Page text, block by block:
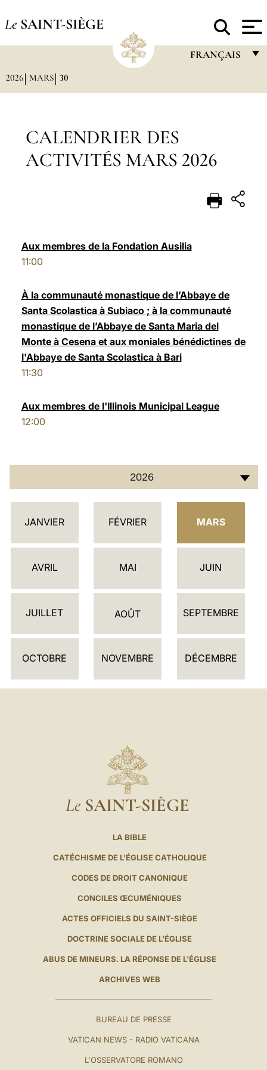
Le SAINT-SIÈGE
FRANÇAIS
DEUTSCH
2026 MARS 30
CALENDRIER DES
ACTIVITÉS MARS 2026
Aux membres de la Fondation Ausilia
11:00
À la communauté monastique de l’Abbaye de
Santa Scolastica à Subiaco ; à la communauté
monastique de l’Abbaye de Santa Maria del
Monte à Cesena et aux moniales bénédictines de
l'Abbaye de Santa Scolastica à Bari
11:30
Aux membres de l'Illinois Municipal League
12:00
2026
C
L
D
I
JANVIER FÉVRIER MARS
AVRIL MAI JUIN
JUILLET AOÛT SEPTEMBRE
OCTOBRE NOVEMBRE DÉCEMBRE
Le SAINT-SIÈGE
LA BIBLE
CATÉCHISME DE L'ÉGLISE CATHOLIQUE
CODES DE DROIT CANONIQUE
CONCILES ŒCUMÉNIQUES
ACTES OFFICIELS DU SAINT-SIÈGE
DOCTRINE SOCIALE DE L'ÉGLISE
ABUS DE MINEURS. LA RÉPONSE DE L'ÉGLISE
ARCHIVES WEB
BUREAU DE PRESSE
VATICAN NEWS - RADIO VATICANA
L'OSSERVATORE ROMANO